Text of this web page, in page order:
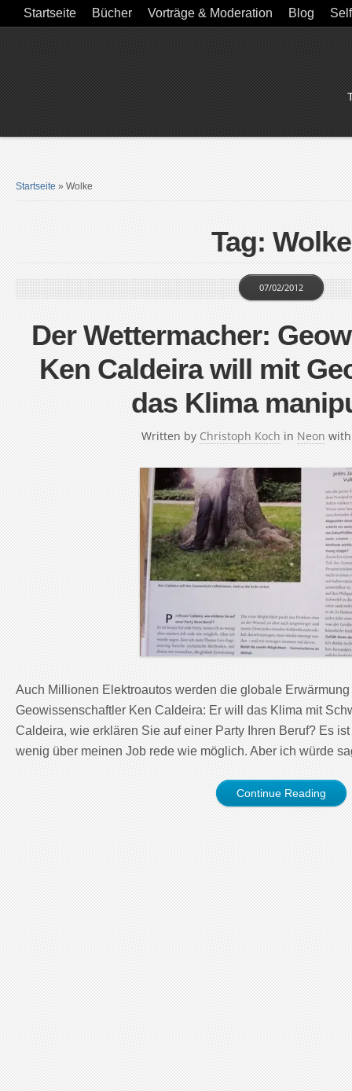
Startseite Bücher Vorträge & Moderation Blog
Startseite » Wolke
Tag: Wolke
Der Wettermacher:
Ken Caldeira will mit
das Klima
Written by Christoph Koch
07/02/2012
in Neon
Auch Millionen Elektroautos werden die globale
Geowissenschaftler Ken Caldeira: Er will das Klima mit
Caldeira, wie erklären Sie auf einer Party Ihren Beruf? Es
wenig über meinen Job rede wie möglich. Aber ich würde
Continue Reading